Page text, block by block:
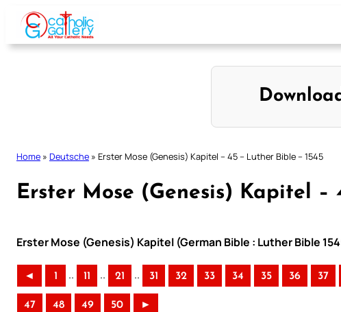
Skip
content
Home » Deutsche » Erster Mose (Genesis) Kapitel – 45 – Luther Bible – 1545
Erster Mose (Genesis) Kapitel –
Erster Mose (Genesis) Kapitel (German Bible : Luther Bible
◄ 1 .. 11 .. 21 .. 31 32 33 34 35 36 37
47 48 49 50 ►